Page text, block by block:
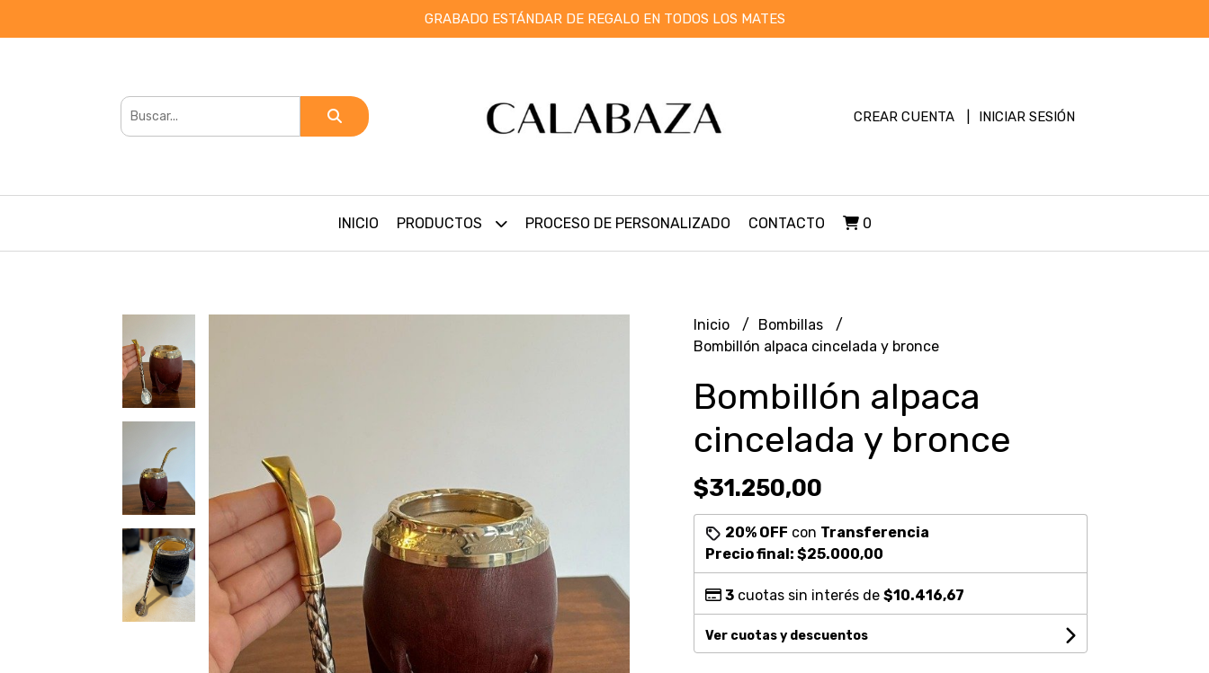
GRABADO ESTÁNDAR DE REGALO EN TODOS LOS MATES
CREAR CUENTA INICIAR SESIÓN
INICIO PRODUCTOS PROCESO DE PERSONALIZADO CONTACTO 0
Inicio
Bombillas
Bombillón alpaca cincelada y bronce
Bombillón alpaca
cincelada y bronce
$31.250,00
20% OFF con Transferencia
Precio final: $25.000,00
3cuotas sin interés de $10.416,67
Ver cuotas y descuentos